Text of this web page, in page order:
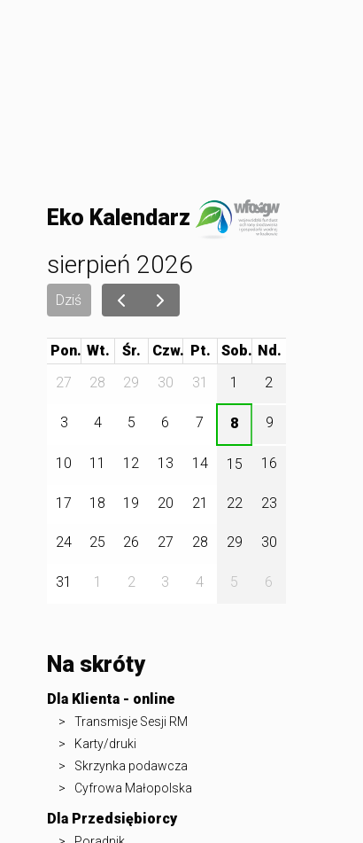
Eko Kalendarz
sierpień 2026
Dziś
Pon. Wt. Śr. Czw. Pt.
Sob.
27
28 29 30 31 1 2
3 4 5 6 7 8 9
10 11 12 13 14 15 16
17 18 19 20 21 22 23
24 25 26 27 28 29 30
31 1 2 3 4 5 6
Na skróty
Dla Klienta - online
Transmisje Sesji RM
Karty/druki
Skrzynka podawcza
Cyfrowa Małopolska
Dla Przedsiębiorcy